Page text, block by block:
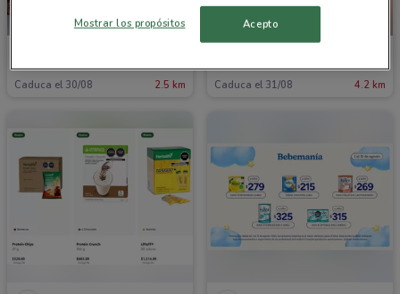
Caduca el 30/08 2.5 km Caduca el 31/08 4.2 km
Mostrar los propósitos Acepto